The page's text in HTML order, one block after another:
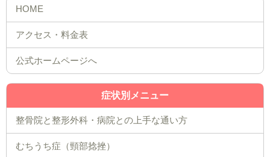
公式ホームページへ
症状別メニュー
整骨院と整形外科・病院との上手な通い方
むちうち症（頸部捻挫）